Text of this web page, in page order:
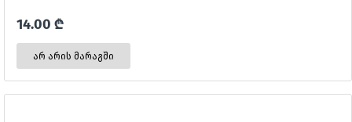
14.00 ₾
არ არის მარაგში